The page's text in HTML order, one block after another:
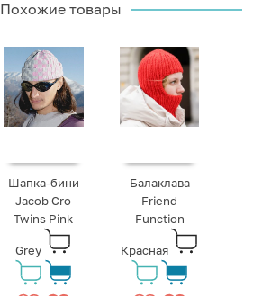
Похожие товары
Шапка-бини
Jacob Cro
Twins Pink
Grey
Балаклава
Friend
Function
Красная